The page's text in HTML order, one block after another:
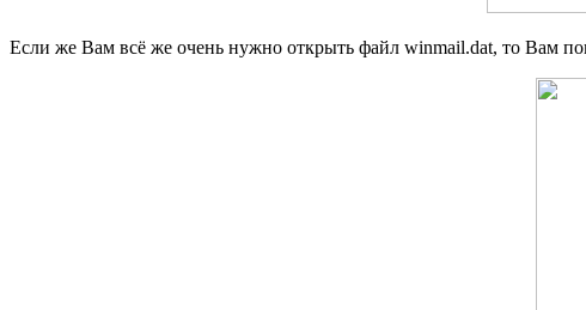
Если же Вам всё же очень нужно открыть файл winmail.dat, то Вам